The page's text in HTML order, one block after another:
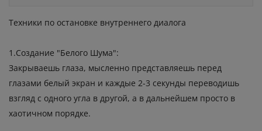
Техники по остановке внутреннего диалога
1.Создание "Белого Шума":
Закрываешь глаза, мысленно представляешь перед
глазами белый экран и каждые 2-3 секунды переводишь
взгляд с одного угла в другой, а в дальнейшем просто в
хаотичном порядке.